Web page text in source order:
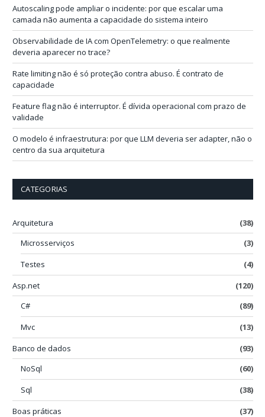
i
l
Autoscaling pode ampliar o incidente: por que escalar uma
camada não aumenta a capacidade do sistema inteiro
Observabilidade de IA com OpenTelemetry: o que realmente
deveria aparecer no trace?
Rate limiting não é só proteção contra abuso. É contrato de
capacidade
Feature flag não é interruptor. É dívida operacional com prazo de
validade
O modelo é infraestrutura: por que LLM deveria ser adapter, não o
centro da sua arquitetura
CATEGORIAS
Arquitetura
(38)
Microsserviços
(3)
Testes
(4)
Asp.net
(120)
C#
(89)
Mvc
(13)
Banco de dados
(93)
NoSql
(60)
Sql
(38)
Boas práticas
(37)